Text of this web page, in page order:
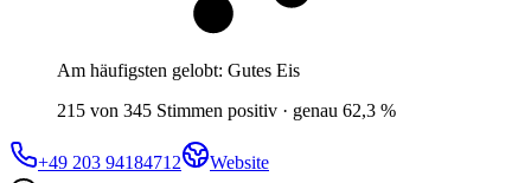
Am häufigsten gelobt: Gutes Eis
215 von 345 Stimmen positiv · genau 62,3 %
+49 203 94184712 Website